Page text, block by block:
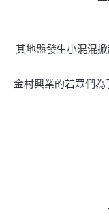
其地盤發生小混混
金村興業的若眾們